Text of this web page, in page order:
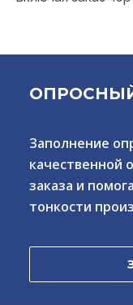
Заполнение
качественной
заказа и
тонкости